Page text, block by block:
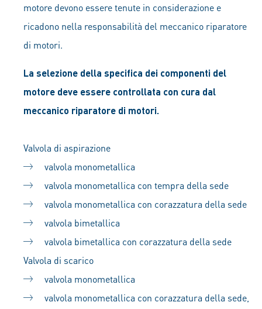
motore devono essere tenute in considerazione e
ricadono nella responsabilità del meccanico riparatore
di motori.
La selezione della specifica dei componenti del
motore deve essere controllata con cura dal
meccanico riparatore di motori.
Valvola di aspirazione
valvola monometallica
valvola monometallica con tempra della sede
valvola monometallica con corazzatura della sede
valvola bimetallica
valvola bimetallica con corazzatura della sede
Valvola di scarico
valvola monometallica
valvola monometallica con corazzatura della sede,